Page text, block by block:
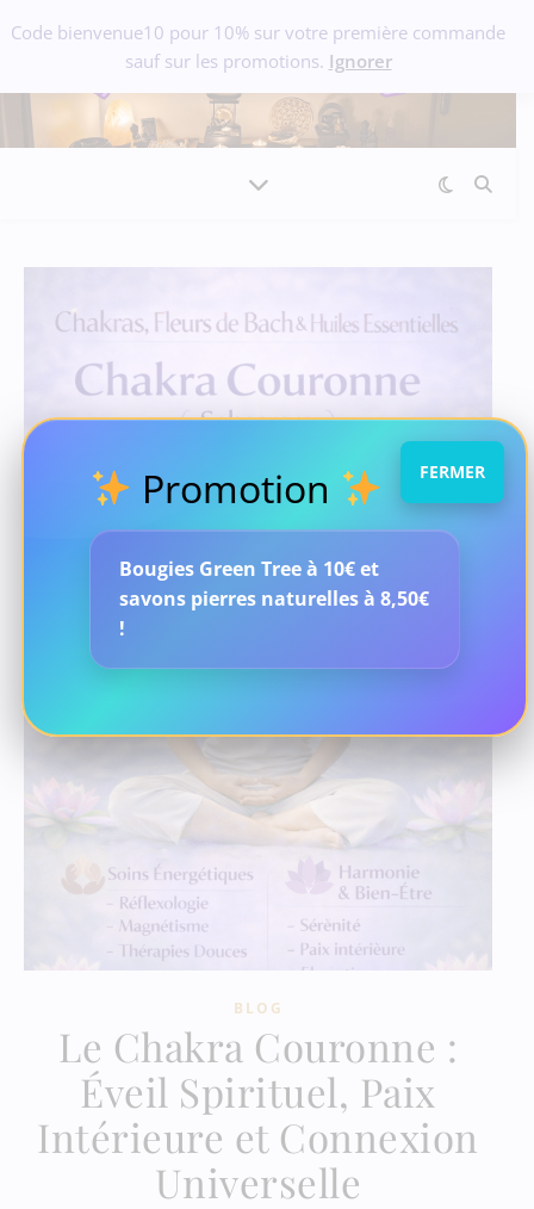
Code bienvenue10 pour 10% sur votre première commande
sauf sur les promotions. Ignorer
BLOG
Le Chakra Couronne :
Éveil Spirituel, Paix
Intérieure et Connexion
Universelle
Promotion
Bougies Green Tree à 10€ et
savons pierres naturelles à 8,50€
!
FERMER